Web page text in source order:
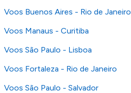
Voos Buenos Aires - Rio de Janeiro
Voos Manaus - Curitiba
Voos São Paulo - Lisboa
Voos Fortaleza - Rio de Janeiro
Voos São Paulo - Salvador